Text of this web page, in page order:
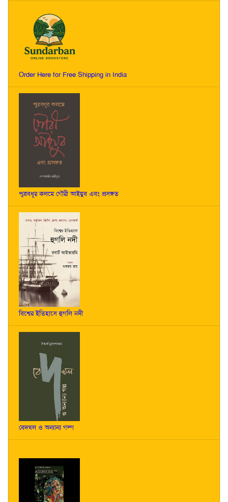
Order Here for Free Shipping in India
পুত্রবধূর কলমে গৌরী আইয়ুব এবং প্রসঙ্গত
বিশ্বের ইতিহাসে হুগলি নদী
বেদখল ও অন্যান্য গল্প